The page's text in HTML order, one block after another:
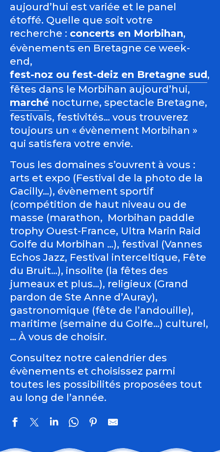
aujourd’hui est variée et le panel
étoffé. Quelle que soit votre
recherche : concerts en Morbihan,
évènements en Bretagne ce week-
end,
fest-noz ou fest-deiz en Bretagne sud,
fêtes dans le Morbihan aujourd’hui,
marché nocturne, spectacle Bretagne,
festivals, festivités… vous trouverez
toujours un « évènement Morbihan »
qui satisfera votre envie.
Tous les domaines s’ouvrent à vous :
arts et expo (Festival de la photo de la
Gacilly…), évènement sportif
(compétition de haut niveau ou de
masse (marathon, Morbihan paddle
trophy Ouest-France, Ultra Marin Raid
Golfe du Morbihan …), festival (Vannes
Echos Jazz, Festival interceltique, Fête
du Bruit…), insolite (la fêtes des
jumeaux et plus…), religieux (Grand
pardon de Ste Anne d’Auray),
gastronomique (fête de l’andouille),
maritime (semaine du Golfe…) culturel,
… À vous de choisir.
Consultez notre calendrier des
évènements et choisissez parmi
toutes les possibilités proposées tout
au long de l’année.